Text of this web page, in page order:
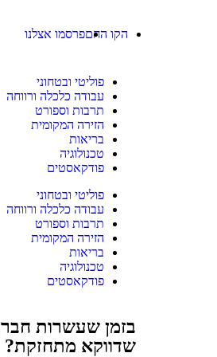
הקו החםפרסמו אצלנו
פוליטי ובטחוני
עבודה כלכלה ורווחה
תרבות וספורט
הזירה המקומית
בריאות
טכנולוגיה
פודקאסטים
פוליטי ובטחוני
עבודה כלכלה ורווחה
תרבות וספורט
הזירה המקומית
בריאות
טכנולוגיה
פודקאסטים
בזמן שעשרות
שדווקא מתחזקת?